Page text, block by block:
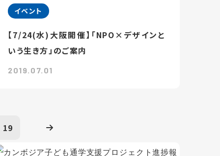
イベント
【7/24(水)大阪開催】「NPO×デザインと
いう生き方」のご案内
2019.07.01
19